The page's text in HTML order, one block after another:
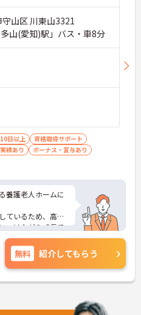
働き方♪
が整っています。
がら働けます♪
育体制♪
サポートがありま
ら成長できます♪
ジ♪
環境です。
山区 川東山3321
山(愛知)駅」バス・車8分
日以上
資格取得サポート
績あり
ボーナス・賞与あり
養護老人ホームに
ているため、高齢
つけながら成長で
もしっかり確保
い歴史を持つ安定
たい方や、地域福
！
無料 紹介してもらう